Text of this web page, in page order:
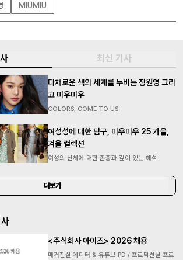
MIUMIU
최신 기사
다채로운 색의 세계를 누비는 장원영 그리
고 미우미우
COLORS, COME TO US
여성성에 대한 탐구, 미우미우 25 가을,
겨울 컬렉션
여성의 신체에 대한 존중과 깊이 있는 해석
더보기
<주식회사 아이즈> 2026 채용
매거진실 에디터 & 유튜브 PD / 프로덕션실 프로